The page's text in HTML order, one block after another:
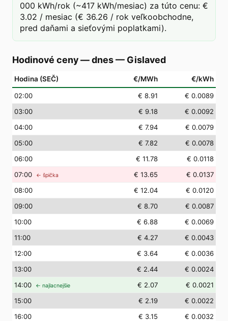
000 kWh/rok (~417 kWh/mesiac) za túto cenu: €
3.02 / mesiac (€ 36.26 / rok veľkoobchodne,
pred daňami a sieťovými poplatkami).
Hodinové ceny — dnes— Gislaved
Hodina (SEČ) €/MWh €/kWh
02:00 € 8.91
€ 0.0089
03:00 € 9.18
€ 0.0092
04:00 € 7.94
€ 0.0079
05:00 € 7.82
€ 0.0078
06:00 € 11.78
€ 0.0118
07:00 ← špička € 13.65
€ 0.0137
08:00 € 12.04
€ 0.0120
09:00 € 8.70
€ 0.0087
10:00 € 6.88
€ 0.0069
11:00 € 4.27
€ 0.0043
12:00 € 3.64
€ 0.0036
13:00 € 2.44
€ 0.0024
14:00 ← najlacnejšie € 2.07
€ 0.0021
15:00 € 2.19
€ 0.0022
16:00 € 3.15
€ 0.0032